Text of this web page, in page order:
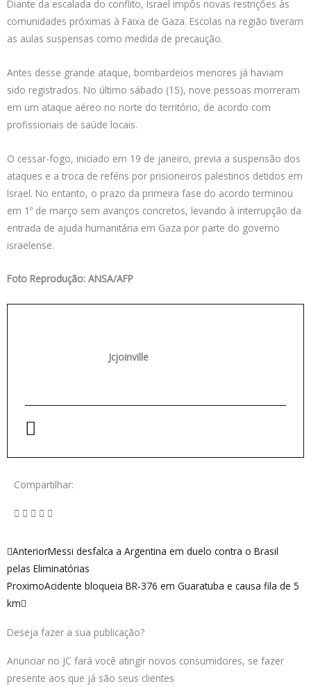
Diante da escalada do conflito, Israel impôs novas restrições às
comunidades próximas à Faixa de Gaza. Escolas na região tiveram
as aulas suspensas como medida de precaução.
Antes desse grande ataque, bombardeios menores já haviam
sido registrados. No último sábado (15), nove pessoas morreram
em um ataque aéreo no norte do território, de acordo com
profissionais de saúde locais.
O cessar-fogo, iniciado em 19 de janeiro, previa a suspensão dos
ataques e a troca de reféns por prisioneiros palestinos detidos em
Israel. No entanto, o prazo da primeira fase do acordo terminou
em 1º de março sem avanços concretos, levando à interrupção da
entrada de ajuda humanitária em Gaza por parte do governo
israelense.
Foto Reprodução: ANSA/AFP
Jcjoinville
Compartilhar:
Anterior
AnteriorMessi desfalca a Argentina em duelo contra o Brasil
pelas Eliminatórias
ProximoAcidente bloqueia BR-376 em Guaratuba e causa fila de 5
km
Próximo
Deseja fazer a sua publicação?
Anunciar no JC fará você atingir novos consumidores, se fazer
presente aos que já são seus clientes